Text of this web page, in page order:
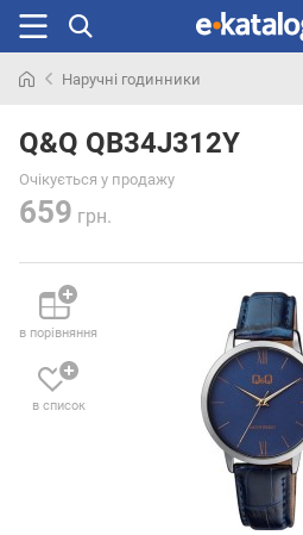
раніше
Наручні годинники
Q&Q QB34J312Y
Очікується у продажу
659 грн.
в порівняння
в список